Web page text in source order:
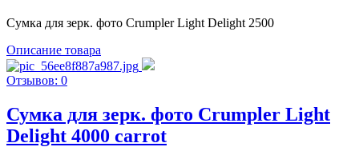
Сумка для зерк. фото Crumpler Light Delight 2500
Описание товара
Отзывов: 0
Сумка для зерк. фото Crumpler Light
Delight 4000 carrot